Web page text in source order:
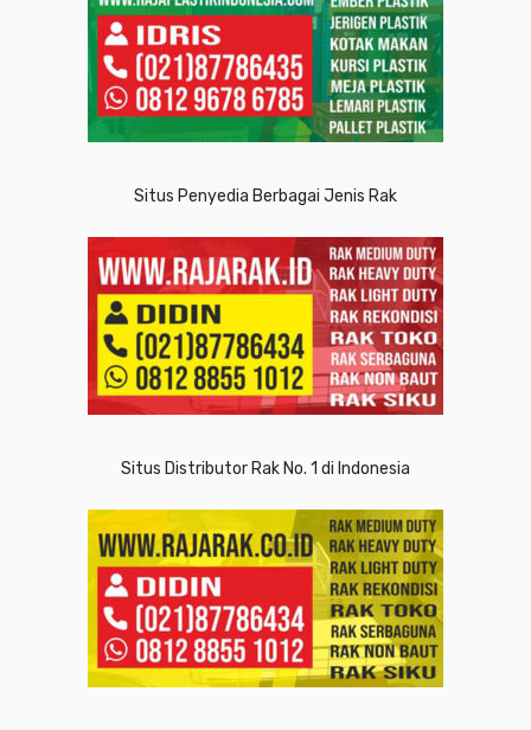
Situs Penyedia Berbagai Jenis Rak
Situs Distributor Rak No. 1 di Indonesia